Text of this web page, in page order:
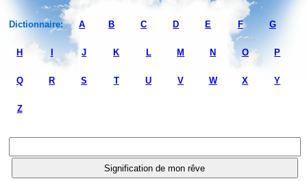
Dictionnaire: A B C D E F G
H J K L M N O P
Q R S T U V W X Y
Z